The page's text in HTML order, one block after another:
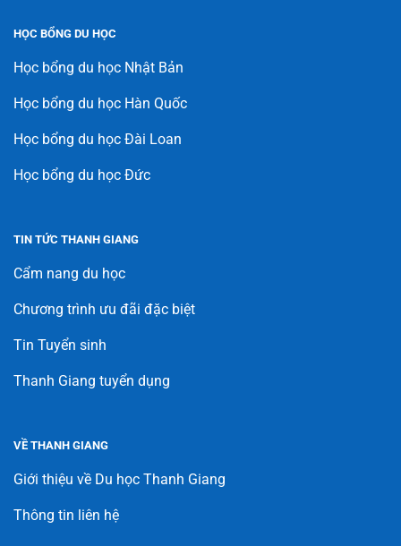
HỌC BỔNG DU HỌC
Học bổng du học Nhật Bản
Học bổng du học Hàn Quốc
Học bổng du học Đài Loan
Học bổng du học Đức
TIN TỨC THANH GIANG
Cẩm nang du học
Chương trình ưu đãi đặc biệt
Tin Tuyển sinh
Thanh Giang tuyển dụng
VỀ THANH GIANG
Giới thiệu về Du học Thanh Giang
Thông tin liên hệ